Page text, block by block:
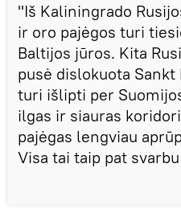
"Iš Kaliningrado
ir oro pajėgos turi
Baltijos jūros. Kita
pusė dislokuota
turi išlipti per
ilgas ir siauras
pajėgas lengviau
Visa tai taip pat